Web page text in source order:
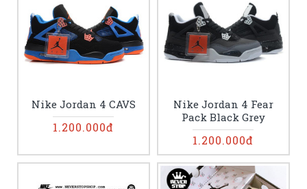
Nike Jordan 4 CAVS
1.200.000đ
Nike Jordan 4 Fear
Pack Black Grey
1.200.000đ